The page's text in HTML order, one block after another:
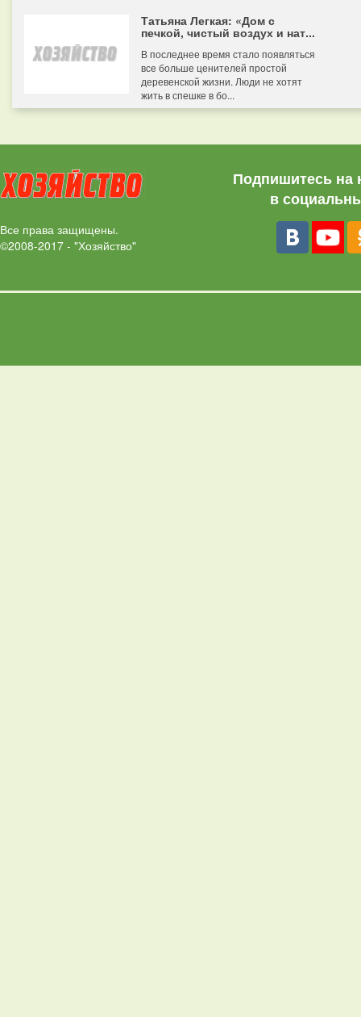
Татьяна Легкая: «Дом с
печкой, чистый воздух и нат...
В последнее время стало появляться
все больше ценителей простой
деревенской жизни. Люди не хотят
жить в спешке в бо...
Все права защищены.
©2008-2017 - "Хозяйство"
Подпишитесь на
в